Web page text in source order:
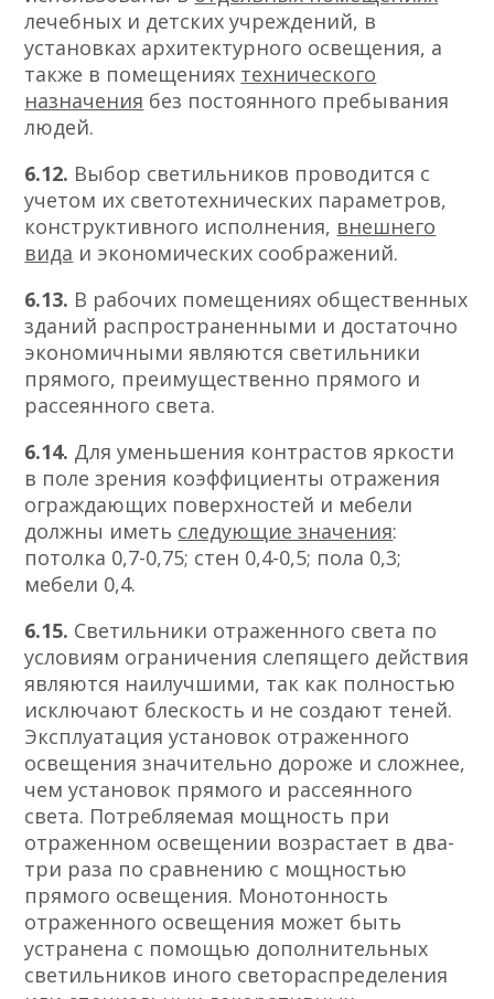
лечебных и детских учреждений, в
установках архитектурного освещения, а
также в помещениях технического
назначения без постоянного пребывания
людей.
6.12. Выбор светильников проводится с
учетом их светотехнических параметров,
конструктивного исполнения, внешнего
вида и экономических соображений.
6.13. В рабочих помещениях общественных
зданий распространенными и достаточно
экономичными являются светильники
прямого, преимущественно прямого и
рассеянного света.
6.14. Для уменьшения контрастов яркости
в поле зрения коэффициенты отражения
ограждающих поверхностей и мебели
должны иметь следующие значения:
потолка 0,7-0,75; стен 0,4-0,5; пола 0,3;
мебели 0,4.
6.15. Светильники отраженного света по
условиям ограничения слепящего действия
являются наилучшими, так как полностью
исключают блескость и не создают теней.
Эксплуатация установок отраженного
освещения значительно дороже и сложнее,
чем установок прямого и рассеянного
света. Потребляемая мощность при
отраженном освещении возрастает в два-
три раза по сравнению с мощностью
прямого освещения. Монотонность
отраженного освещения может быть
устранена с помощью дополнительных
светильников иного светораспределения